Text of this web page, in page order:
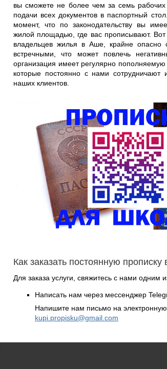
вы сможете не более чем за семь
подачи всех документов в паспортный
момент, что по законодательству вы
жилой площадью, где вас прописывают. Вот
владельцев жилья в Аше, крайне опасно
встречными, что может повлечь
организация имеет регулярно пополняемую
которые постоянно с нами сотрудничают
наших клиентов.
Как заказать постоянную
Для заказа услуги, свяжитесь с нами одним
Написать нам через мессенджер
Напишите нам письмо на электронную
kupi.propisku@gmail.com